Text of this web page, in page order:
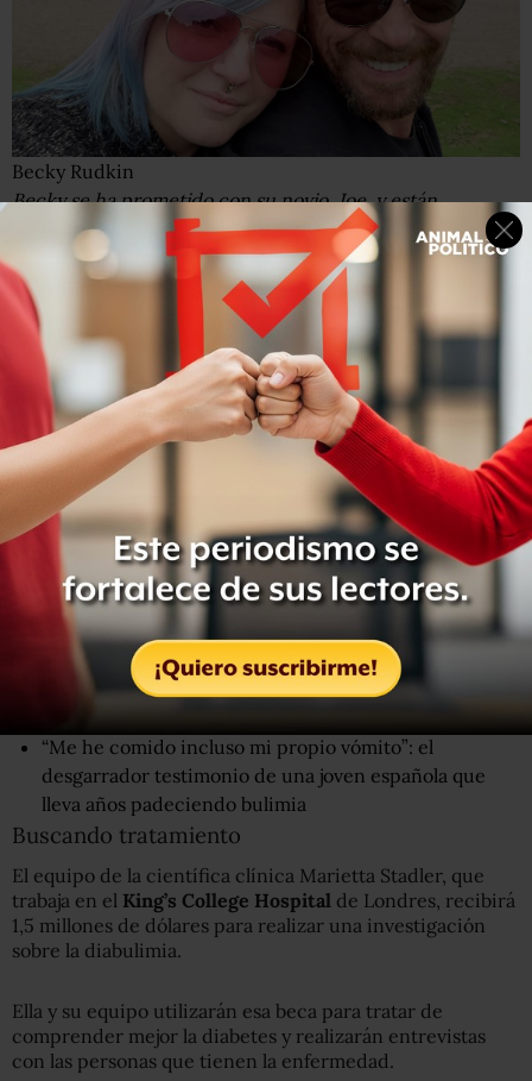
Becky Rudkin
Becky se ha prometido con su novio, Joe, y están
preparando su boda para el mes de julio.
“No seguir el tratamiento con insulina puede causarles la
muerte rápidamente”, advierte la doctora Khalida Ismail,
psiquiatra especialista en diabetes.
La diabulimia es un trastorno muy peligroso porque se
asocia con unaenfermedad crónicaque acompañará al
paciente durante toda su vida.
“Tienes que luchar con ambas enfermedades al mismo
tiempo”, recuerda Nabeelah, otra paciente de 22 años.
“No inyectarte la insulina es adictivo, porque puedes
comer lo que quieras y al mismo tiempo perder peso”,
explica en el documental Gemma, de 22 años,
diagnosticada de diabetes tipo 1 cuando tenía 12 años.
“Me he comido incluso mi propio vómito”: el
desgarrador testimonio de una joven española que
lleva años padeciendo bulimia
Buscando tratamiento
El equipo de la científica clínica Marietta Stadler, que
trabaja en el King’s College Hospital de Londres, recibirá
1,5 millones de dólares para realizar una investigación
sobre la diabulimia.
Ella y su equipo utilizarán esa beca para tratar de
comprender mejor la diabetes y realizarán entrevistas
con las personas que tienen la enfermedad.